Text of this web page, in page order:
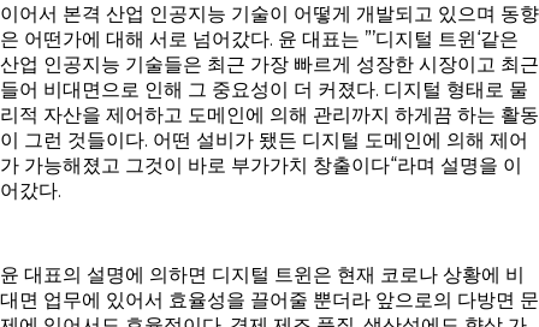
이어서 본격 산업 인공지능 기술이 어떻게 개발되고 있으며 동향
은 어떤가에 대해 서로 넘어갔다. 윤 대표는 ”’디지털 트윈‘같은
산업 인공지능 기술들은 최근 가장 빠르게 성장한 시장이고 최근
들어 비대면으로 인해 그 중요성이 더 커졌다. 디지털 형태로 물
리적 자산을 제어하고 도메인에 의해 관리까지 하게끔 하는 활동
이 그런 것들이다. 어떤 설비가 됐든 디지털 도메인에 의해 제어
가 가능해졌고 그것이 바로 부가가치 창출이다“라며 설명을 이
어갔다.
윤 대표의 설명에 의하면 디지털 트윈은 현재 코로나 상황에 비
대면 업무에 있어서 효율성을 끌어줄 뿐더라 앞으로의 다방면 문